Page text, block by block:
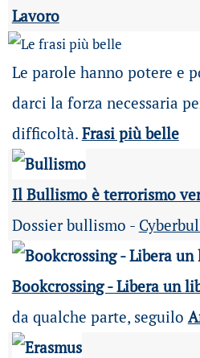
Lavoro
Le parole hanno potere e
darci la forza necessaria
difficoltà. Frasi più belle
Il Bullismo è terrorismo
Dossier bullismo -
Bookcrossing - Libera un
da qualche parte, seguilo